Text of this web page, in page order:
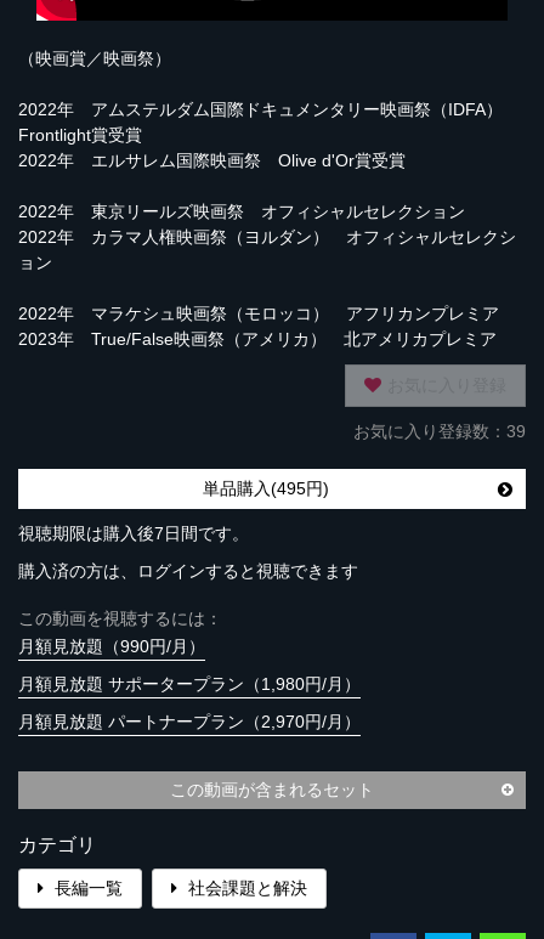
（映画賞／映画祭）
2022年 アムステルダム国際ドキュメンタリー映画祭（IDFA）
Frontlight賞受賞
2022年 エルサレム国際映画祭 Olive d'Or賞受賞
2022年 東京リールズ映画祭 オフィシャルセレクション
2022年 カラマ人権映画祭（ヨルダン） オフィシャルセレクシ
ョン
2022年 マラケシュ映画祭（モロッコ） アフリカンプレミア
2023年 True/False映画祭（アメリカ） 北アメリカプレミア
お気に入り登録数：39
単品購入(495円)
視聴期限は購入後7日間です。
購入済の方は、ログインすると視聴できます
この動画を視聴するには：
月額見放題（990円/月）
月額見放題 サポータープラン（1,980円/月）
月額見放題 パートナープラン（2,970円/月）
この動画が含まれるセット
カテゴリ
長編一覧 社会課題と解決